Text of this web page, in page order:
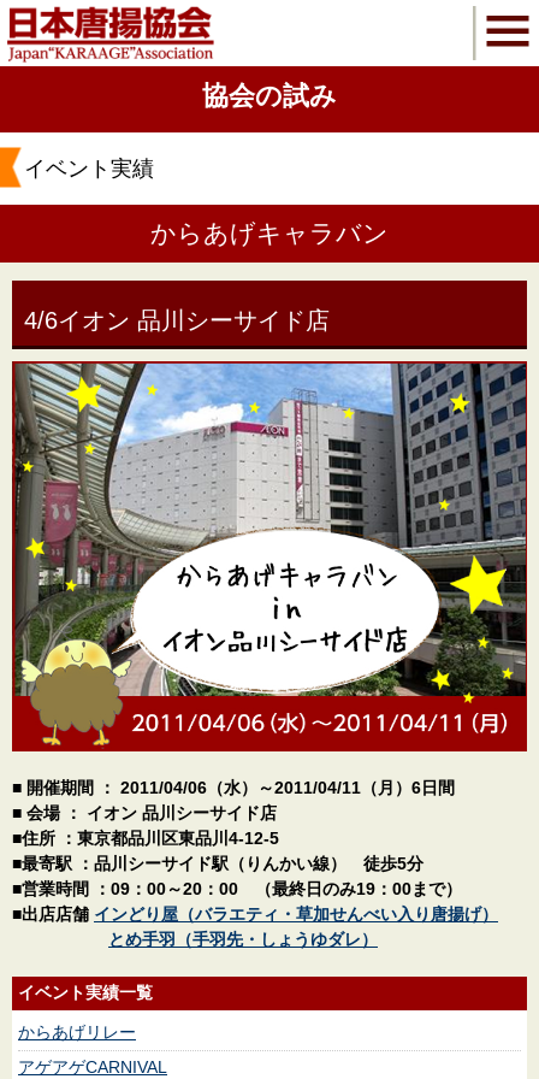
協会の試み
イベント実績
からあげキャラバン
4/6イオン 品川シーサイド店
■ 開催期間 ： 2011/04/06（水）～2011/04/11（月）6日間
■ 会場 ： イオン 品川シーサイド店
■住所 ：東京都品川区東品川4-12-5
■最寄駅 ：品川シーサイド駅（りんかい線） 徒歩5分
■営業時間 ：09：00～20：00 （最終日のみ19：00まで）
■出店店舗 インどり屋（バラエティ・草加せんべい入り唐揚げ）
とめ手羽（手羽先・しょうゆダレ）
イベント実績一覧
からあげリレー
アゲアゲCARNIVAL